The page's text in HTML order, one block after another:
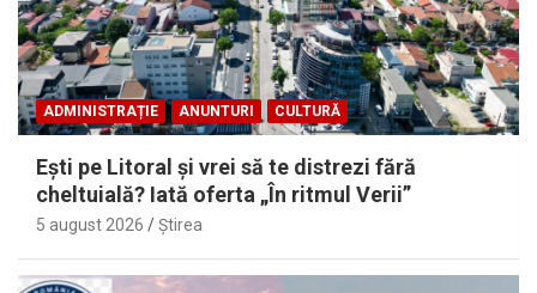
ADMINISTRAȚIE ANUNTURI CULTURĂ
Eşti pe Litoral şi vrei să te distrezi fără
cheltuială? Iată oferta „În ritmul Verii”
5 august 2026 Ştirea